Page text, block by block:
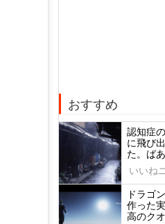
おすすめ
認知症
に飛び
た。ば
いいね
ドラゴ
作った
高のク